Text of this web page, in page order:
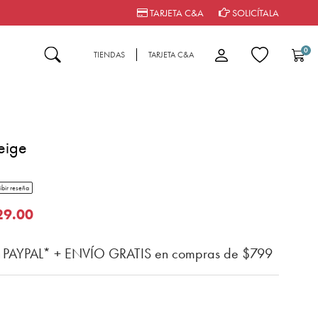
TARJETA C&A SOLICÍTALA
TIENDAS TARJETA C&A 0
del cliente
rating
reseña
de
+ ENVÍO GRATIS en compras de $799